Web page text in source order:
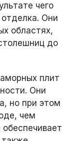
чего
отделка. Они
областях,
до
плит
Они
но при этом
чем